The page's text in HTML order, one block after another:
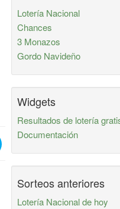
Lotería Nacional
Chances
3 Monazos
Gordo Navideño
Widgets
Resultados de lotería
Documentación
Sorteos anteriores
Lotería Nacional de hoy